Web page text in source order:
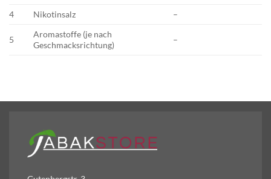
4
Nikotinsalz –
5
Aromastoffe (je nach
Geschmacksrichtung)
–